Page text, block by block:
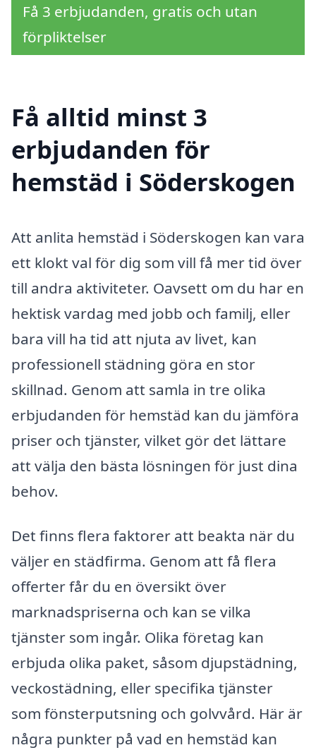
Få 3 erbjudanden, gratis och utan
förpliktelser
Få alltid minst 3
erbjudanden för
hemstäd i Söderskogen
Att anlita hemstäd i Söderskogen kan vara
ett klokt val för dig som vill få mer tid över
till andra aktiviteter. Oavsett om du har en
hektisk vardag med jobb och familj, eller
bara vill ha tid att njuta av livet, kan
professionell städning göra en stor
skillnad. Genom att samla in tre olika
erbjudanden för hemstäd kan du jämföra
priser och tjänster, vilket gör det lättare
att välja den bästa lösningen för just dina
behov.
Det finns flera faktorer att beakta när du
väljer en städfirma. Genom att få flera
offerter får du en översikt över
marknadspriserna och kan se vilka
tjänster som ingår. Olika företag kan
erbjuda olika paket, såsom djupstädning,
veckostädning, eller specifika tjänster
som fönsterputsning och golvvård. Här är
några punkter på vad en hemstäd kan